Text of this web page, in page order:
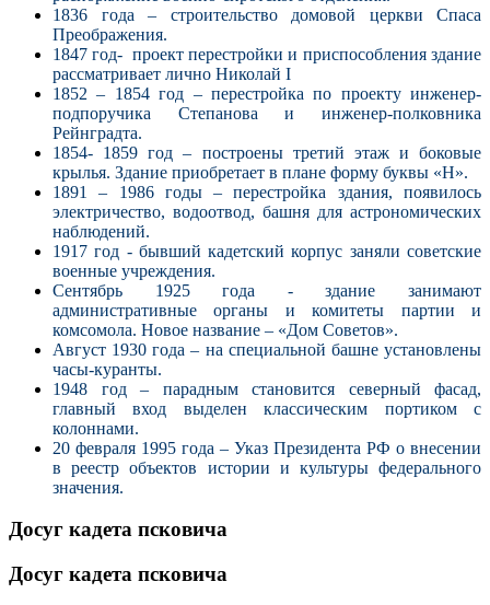
1836 года – строительство домовой церкви Спаса
Преображения.
1847 год- проект перестройки и приспособления здание
рассматривает лично Николай I
1852 – 1854 год – перестройка по проекту инженер-
подпоручика Степанова и инженер-полковника
Рейнградта.
1854- 1859 год – построены третий этаж и боковые
крылья. Здание приобретает в плане форму буквы «Н».
1891 – 1986 годы – перестройка здания, появилось
электричество, водоотвод, башня для астрономических
наблюдений.
1917 год - бывший кадетский корпус заняли советские
военные учреждения.
Сентябрь 1925 года - здание занимают
административные органы и комитеты партии и
комсомола. Новое название – «Дом Советов».
Август 1930 года – на специальной башне установлены
часы-куранты.
1948 год – парадным становится северный фасад,
главный вход выделен классическим портиком с
колоннами.
20 февраля 1995 года – Указ Президента РФ о внесении
в реестр объектов истории и культуры федерального
значения.
Досуг кадета псковича
Досуг кадета псковича